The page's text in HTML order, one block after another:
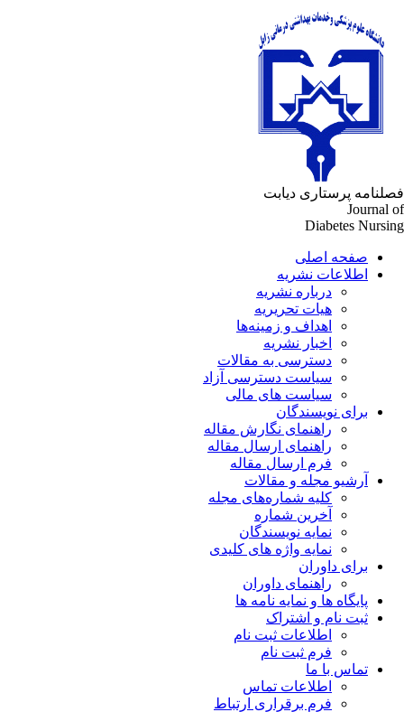
پرستاری دیابت
Journal
Diabetes
صفحه اصلی
اطلاعات نشریه
درباره نشریه
هیات تحریریه
اهداف و زمینه‌ها
اخبار نشریه
دسترسی به مقالات
سیاست دسترسی آزاد
سیاست های مالی
برای نویسندگان
راهنمای نگارش مقاله
راهنمای ارسال مقاله
فرم ارسال مقاله
آرشیو مجله و مقالات
کلیه شماره‌های مجله
آخرین شماره
نمایه نویسندگان
نمایه واژه های کلیدی
برای داوران
راهنمای داوران
پایگاه ها و نمایه نامه ها
ثبت نام و اشتراک
اطلاعات ثبت نام
فرم ثبت نام
تماس با ما
اطلاعات تماس
فرم برقراری ارتباط